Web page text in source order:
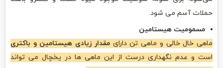
حملات آسم می‌ شود.
مسمومیت هیستامین
ماهی خال خالی و ماهی تن دارایمقدار زیادی هیستامین و باکتری
است و عدم نگهداری درست از این ماهی‌ ها در یخچال می ‌تواند